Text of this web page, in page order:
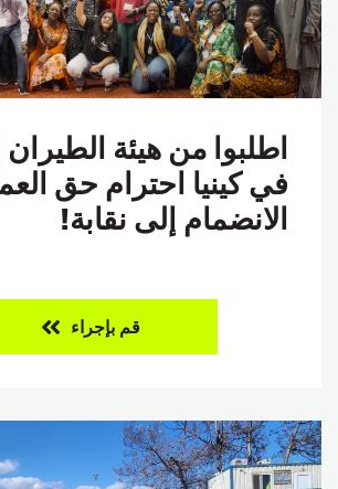
اطلبوا من هيئة
في كينيا احترام حق
الانضمام إلى نقابة!
قم بإجراء